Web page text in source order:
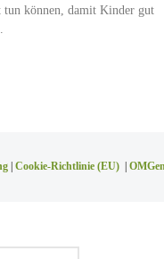
können, damit Kinder gut
Cookie-Richtlinie (EU)